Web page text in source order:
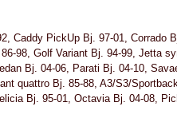
Caddy PickUp Bj. 97-01,
98, Golf Variant Bj. 94-99, Jetta
Bj. 04-06, Parati Bj. 04-10,
quattro Bj. 85-88, A3/S3/
Bj. 95-01, Octavia Bj. 04-08,